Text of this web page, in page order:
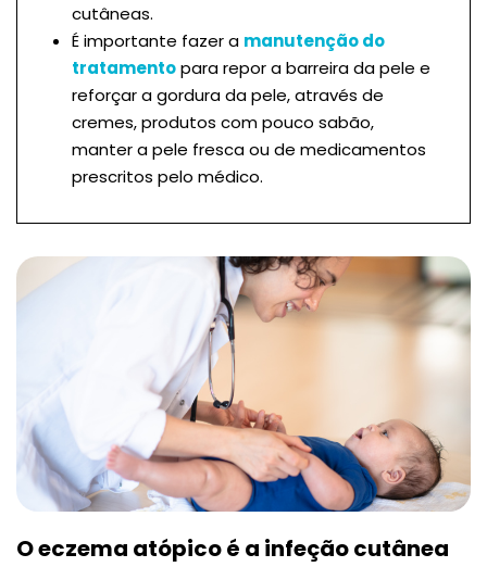
cutâneas.
É importante fazer a manutenção do
tratamentopara repor a barreira da pele e
reforçar a gordura da pele, através de
cremes, produtos com pouco sabão,
manter a pele fresca ou de medicamentos
prescritos pelo médico.
O eczema atópico é a infeção cutânea